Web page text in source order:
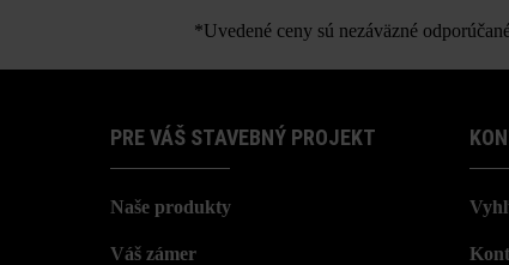
*Uvedené ceny sú nezáväzné
PRE VÁŠ STAVEBNÝ PROJEKT
Naše produkty
Váš zámer